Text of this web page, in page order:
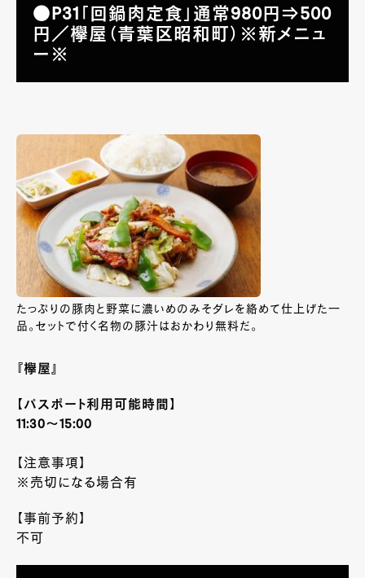
●P31「回鍋肉定食」通常980円⇒500
円／欅屋（青葉区昭和町）※新メニュ
ー※
たっぷりの豚肉と野菜に濃いめのみそダレを絡めて仕上げた一
品。セットで付く名物の豚汁はおかわり無料だ。
『欅屋』
【パスポート利用可能時間】
11:30～15:00
【注意事項】
※売切になる場合有
【事前予約】
不可